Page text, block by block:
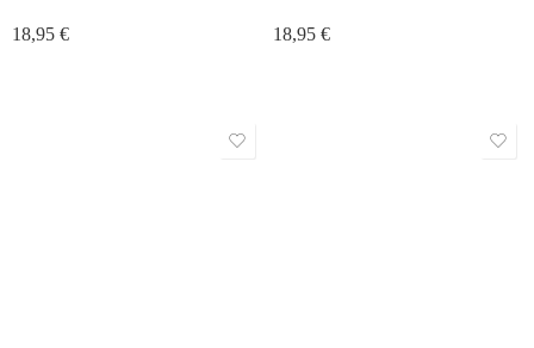
18,95 € 18,95 €